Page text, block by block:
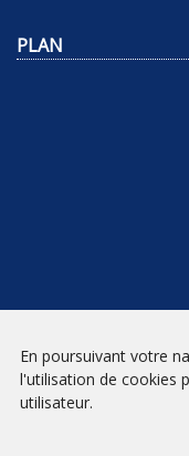
PLAN
NEWSLETTER
En poursuivant votre
l'utilisation de cookies
utilisateur.